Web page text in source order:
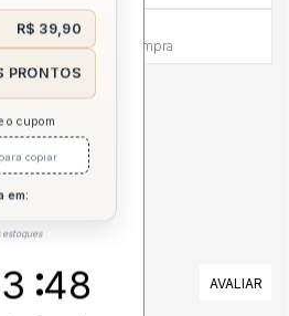
Humanizado
antes e depois da compra
R$ 39,90
PRONTOS
o cupom
copiar
em:
estoques
48